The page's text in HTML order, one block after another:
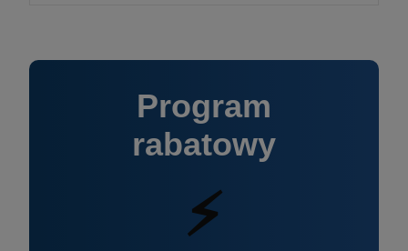
Program
rabatowy
⚡